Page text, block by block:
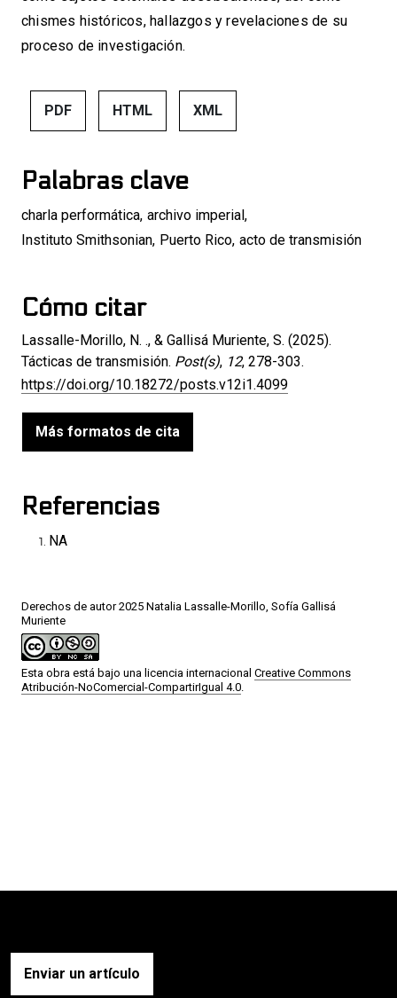
Palabras clave
charla performática, archivo imperial ,
Instituto Smithsonian, Puerto Rico, acto de transmisión
Derechos de autor 2025 Natalia Lassalle-Morillo, Sofía Gallisá
Muriente
Esta obra está bajo una licencia internacional Creative Commons
Atribución-NoComercial-CompartirIgual 4.0.
Cómo citar
Lassalle-Morillo, N. ., & Gallisá Muriente, S. (2025).
Tácticas de transmisión. Post(s), 12, 278-303.
https://doi.org/10.18272/posts.v12i1.4099
Más formatos de cita
chismes históricos, hallazgos y revelaciones de su
proceso de investigación.
PDF HTML XML
Referencias
NA
Enviar un artículo